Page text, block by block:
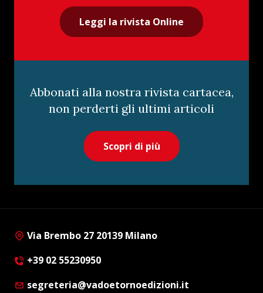
Leggi la rivista Online
Abbonati alla nostra rivista cartacea,
non perderti gli ultimi articoli
Scopri di più
Via Brembo 27 20139 Milano
+39 02 55230950
segreteria@vadoetornoedizioni.it